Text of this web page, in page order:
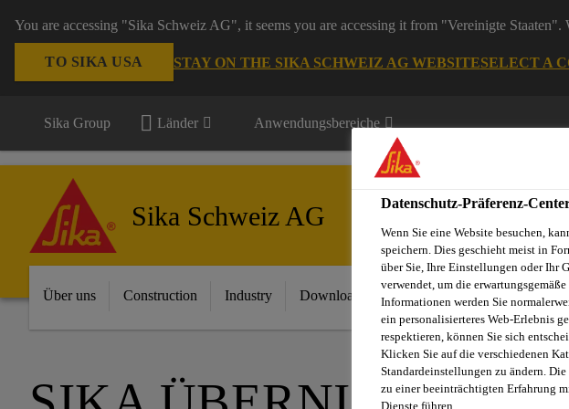
You are accessing "Sika Schweiz AG", it seems you are accessing it from "Vereinigte
TO SIKA USA STAY ON THE SIKA SCHWEIZ AG WEBSITESELECT A
Sika Group Länder Anwendungsbereiche
Sika Schweiz AG
Über uns Construction Industry Download Center Dienstleistungen
Datenschutz-Präferenz-
Wenn Sie eine Website besuchen,
speichern. Dies geschieht meist in
über Sie, Ihre Einstellungen oder Ihr
verwendet, um die
Informationen werden Sie
ein personalisierteres Web-Erlebnis
respektieren, können Sie sich
Klicken Sie auf die verschiedenen
Standardeinstellungen zu ändern.
zu einer beeinträchtigten Erfahrung
Dienste führen.